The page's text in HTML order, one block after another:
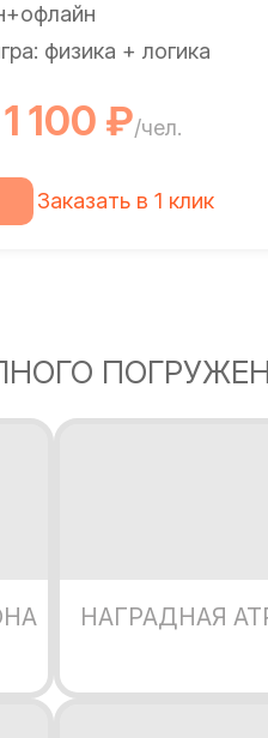
физика + логика
1 100 ₽/чел.
Заказать в 1 клик
НАГРАДНАЯ